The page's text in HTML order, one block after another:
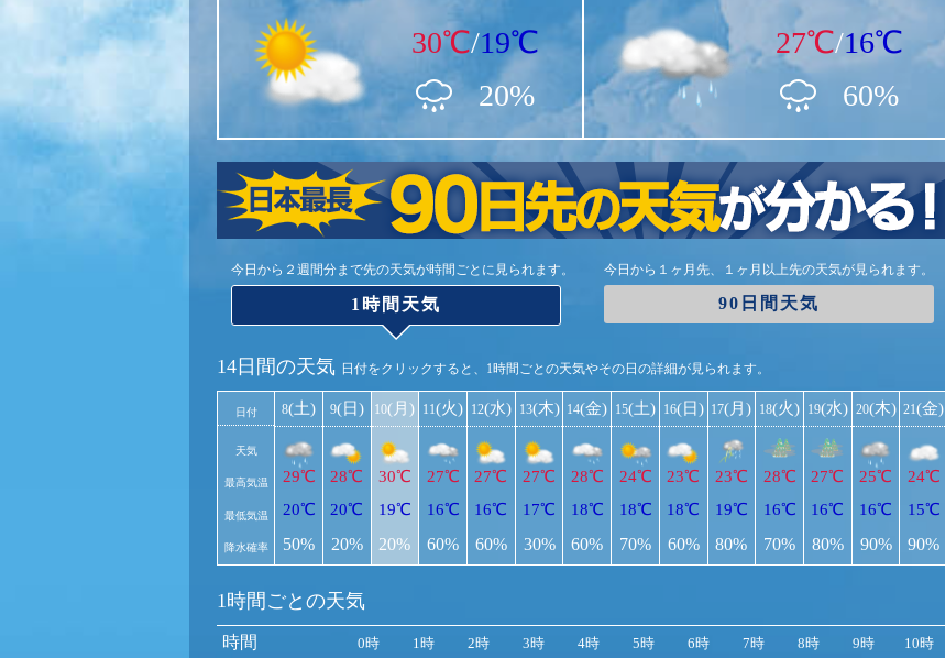
30℃/19℃
20%
27℃/16℃
60%
今日から２週間分まで先の天気が時間ごとに見られます。
1時間天気
今日から１ヶ月先、１ヶ月以上先の天気が見られます。
90日間天気
14日間の天気 日付をクリックすると、1時間ごとの天気やその日の詳細が見られます。
日付
天気
最高気温
最低気温
降水確率
8(土)
29℃
20℃
50%
9(日)
28℃
20℃
20%
10(月)
30℃
19℃
20%
11(火)
27℃
16℃
60%
12(水)
27℃
16℃
60%
13(木)
27℃
17℃
30%
14(金)
28℃
18℃
60%
15(土)
24℃
18℃
70%
16(日)
23℃
18℃
60%
17(月)
23℃
19℃
80%
18(火)
28℃
16℃
70%
19(水)
27℃
16℃
80%
20(木)
25℃
16℃
90%
21(金)
24℃
15℃
90%
1時間ごとの天気
時間 0時 1時 2時 3時 4時 5時 6時 7時 8時 9時 10時